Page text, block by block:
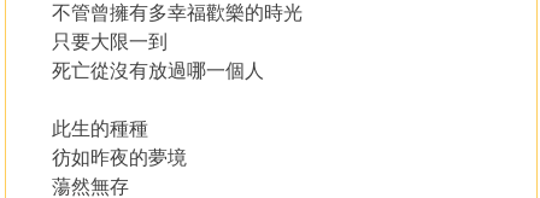
不管曾擁有多幸福歡樂的時光
只要大限一到
死亡從沒有放過哪一個人
此生的種種
彷如昨夜的夢境
蕩然無存